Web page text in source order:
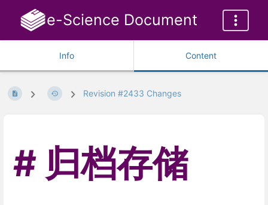
e-Science Document
Info Content
Revision #2433 Changes
归档存储